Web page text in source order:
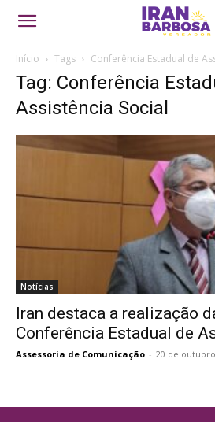
Início Tags Conferência Estadual de
Tag: Conferência
Assistência Social
Notícias
Iran destaca a realização
Conferência Estadual de
Assessoria de Comunicação - 20 de